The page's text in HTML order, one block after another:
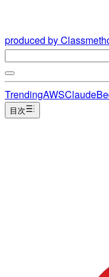
produced by
TrendingAWSClaude
目次